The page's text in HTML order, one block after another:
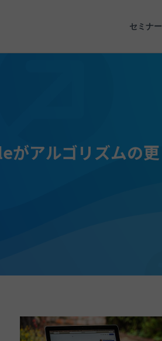
セミナー
がアルゴリズムの更